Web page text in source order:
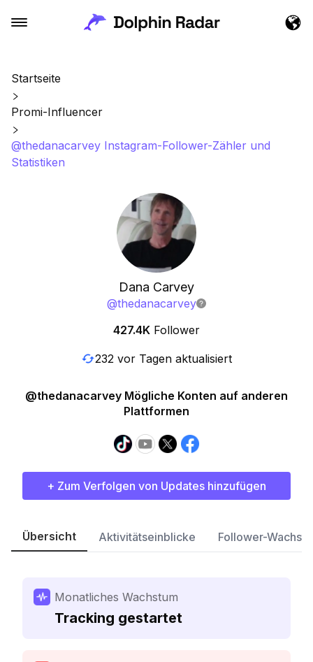
Startseite
Promi-Influencer
@thedanacarvey Instagram-Follower-Zähler und
Statistiken
Dana Carvey
@thedanacarvey
427.4K Follower
232 vor Tagen aktualisiert
@thedanacarvey Mögliche Konten auf anderen
Plattformen
+ Zum Verfolgen von Updates hinzufügen
Übersicht Aktivitätseinblicke Follower-
Monatliches Wachstum
Tracking gestartet